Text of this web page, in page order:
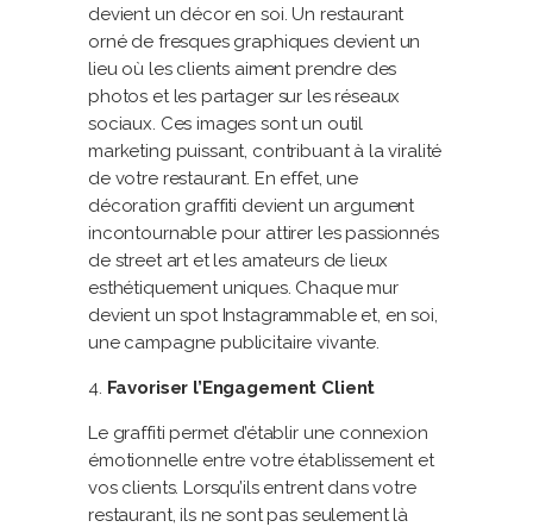
devient un décor en soi. Un restaurant
orné de fresques graphiques devient un
lieu où les clients aiment prendre des
photos et les partager sur les réseaux
sociaux. Ces images sont un outil
marketing puissant, contribuant à la viralité
de votre restaurant. En effet, une
décoration graffiti devient un argument
incontournable pour attirer les passionnés
de street art et les amateurs de lieux
esthétiquement uniques. Chaque mur
devient un spot Instagrammable et, en soi,
une campagne publicitaire vivante.
Favoriser l’Engagement Client
Le graffiti permet d’établir une connexion
émotionnelle entre votre établissement et
vos clients. Lorsqu’ils entrent dans votre
restaurant, ils ne sont pas seulement là